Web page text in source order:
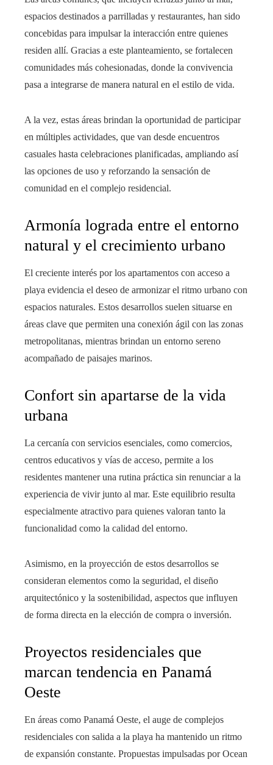
espacios destinados a parrilladas y restaurantes, han sido
concebidas para impulsar la interacción entre quienes
residen allí. Gracias a este planteamiento, se fortalecen
comunidades más cohesionadas, donde la convivencia
pasa a integrarse de manera natural en el estilo de vida.
A la vez, estas áreas brindan la oportunidad de participar
en múltiples actividades, que van desde encuentros
casuales hasta celebraciones planificadas, ampliando así
las opciones de uso y reforzando la sensación de
comunidad en el complejo residencial.
Armonía lograda entre el entorno
natural y el crecimiento urbano
El creciente interés por los apartamentos con acceso a
playa evidencia el deseo de armonizar el ritmo urbano con
espacios naturales. Estos desarrollos suelen situarse en
áreas clave que permiten una conexión ágil con las zonas
metropolitanas, mientras brindan un entorno sereno
acompañado de paisajes marinos.
Confort sin apartarse de la vida
urbana
La cercanía con servicios esenciales, como comercios,
centros educativos y vías de acceso, permite a los
residentes mantener una rutina práctica sin renunciar a la
experiencia de vivir junto al mar. Este equilibrio resulta
especialmente atractivo para quienes valoran tanto la
funcionalidad como la calidad del entorno.
Asimismo, en la proyección de estos desarrollos se
consideran elementos como la seguridad, el diseño
arquitectónico y la sostenibilidad, aspectos que influyen
de forma directa en la elección de compra o inversión.
Proyectos residenciales que
marcan tendencia en Panamá
Oeste
En áreas como Panamá Oeste, el auge de complejos
residenciales con salida a la playa ha mantenido un ritmo
de expansión constante. Propuestas impulsadas por Ocean